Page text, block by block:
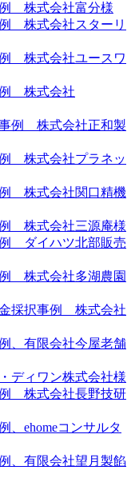
株式会社富分様
株式会社スターリ
株式会社ユースワ
例 株式会社
例 株式会社正和製
株式会社プラネッ
株式会社関口精機
株式会社三源庵様
ダイハツ北部販売
株式会社多湖農園
採択事例 株式会社
、有限会社今屋老舗
ディワン株式会社様
株式会社長野技研
、ehomeコンサルタ
、有限会社望月製餡